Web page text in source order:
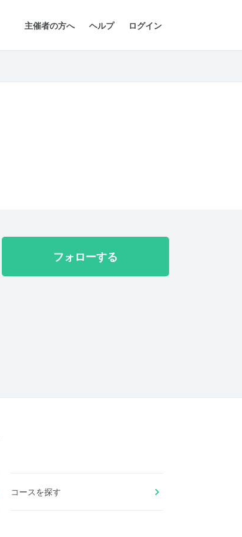
主催者の方へ ヘルプ ログイン
フォローする
コースを探す